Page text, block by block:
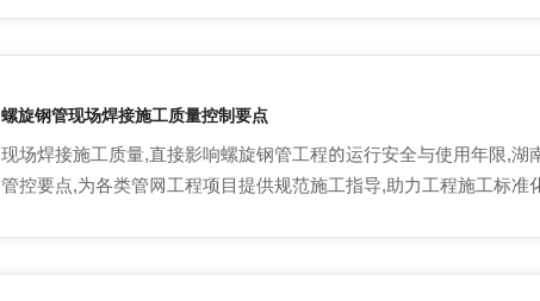
螺旋钢管现场焊接施工质量控制要点
现场焊接施工质量,直接影响螺旋钢管工程的运行安全与使用年限,
管控要点,为各类管网工程项目提供规范施工指导,助力工程施工标准